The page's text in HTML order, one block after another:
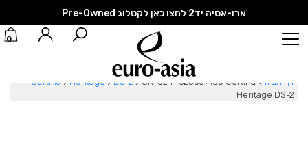
ארו-אסיה יד2 לחצו כאן לקטלוג Pre-Owned
0
דף הבית >
Certina > Heritage > DS-2 > CR-0244623609100 Certina
Heritage DS-2